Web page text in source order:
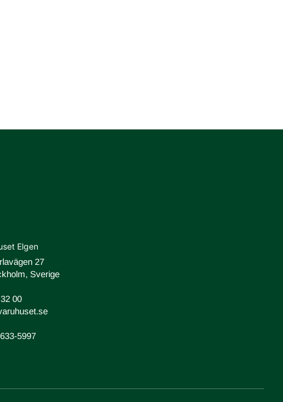
Elgen
27
Sverige
00
5997